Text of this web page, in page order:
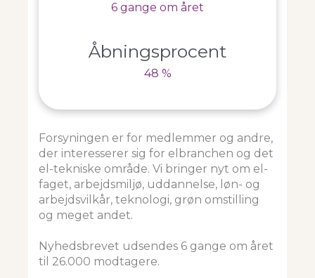
6 gange om året
Åbningsprocent
48 %
Forsyningen er for medlemmer og andre,
der interesserer sig for elbranchen og det
el-tekniske område. Vi bringer nyt om el-
faget, arbejdsmiljø, uddannelse, løn- og
arbejdsvilkår, teknologi, grøn omstilling
og meget andet.
Nyhedsbrevet udsendes 6 gange om året
til 26.000 modtagere.